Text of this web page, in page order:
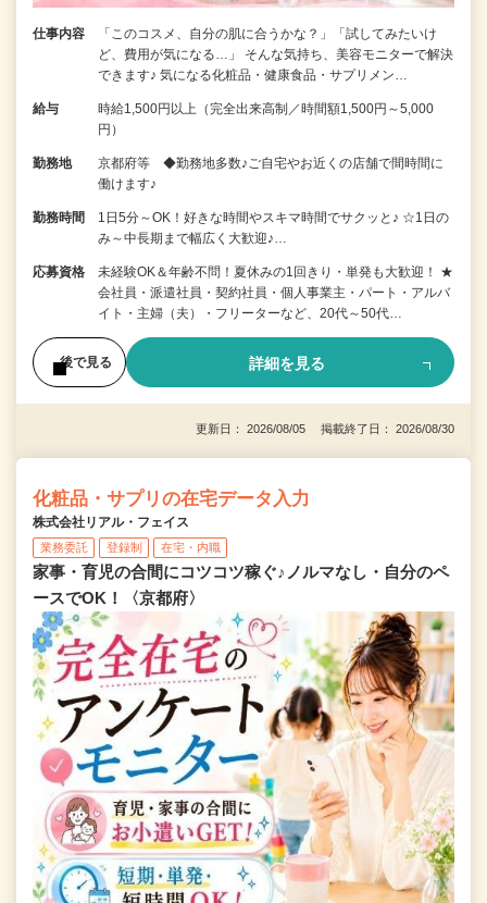
仕事内容
「このコスメ、自分の肌に合うかな？」「試してみたいけ
ど、費用が気になる…」 そんな気持ち、美容モニターで解決
できます♪ 気になる化粧品・健康食品・サプリメン…
給与
時給1,500円以上（完全出来高制／時間額1,500円～5,000
円）
勤務地
京都府等 ◆勤務地多数♪ご自宅やお近くの店舗で間時間に
働けます♪
勤務時間
1日5分～OK！好きな時間やスキマ時間でサクッと♪ ☆1日の
み～中長期まで幅広く大歓迎♪…
応募資格
未経験OK＆年齢不問！夏休みの1回きり・単発も大歓迎！ ★
会社員・派遣社員・契約社員・個人事業主・パート・アルバ
イト・主婦（夫）・フリーターなど、20代～50代…
後で見る 詳細を見る
更新日： 2026/08/05 掲載終了日： 2026/08/30
化粧品・サプリの在宅データ入力
株式会社リアル・フェイス
業務委託 登録制 在宅・内職
家事・育児の合間にコツコツ稼ぐ♪ノルマなし・自分のペ
ースでOK！〈京都府〉